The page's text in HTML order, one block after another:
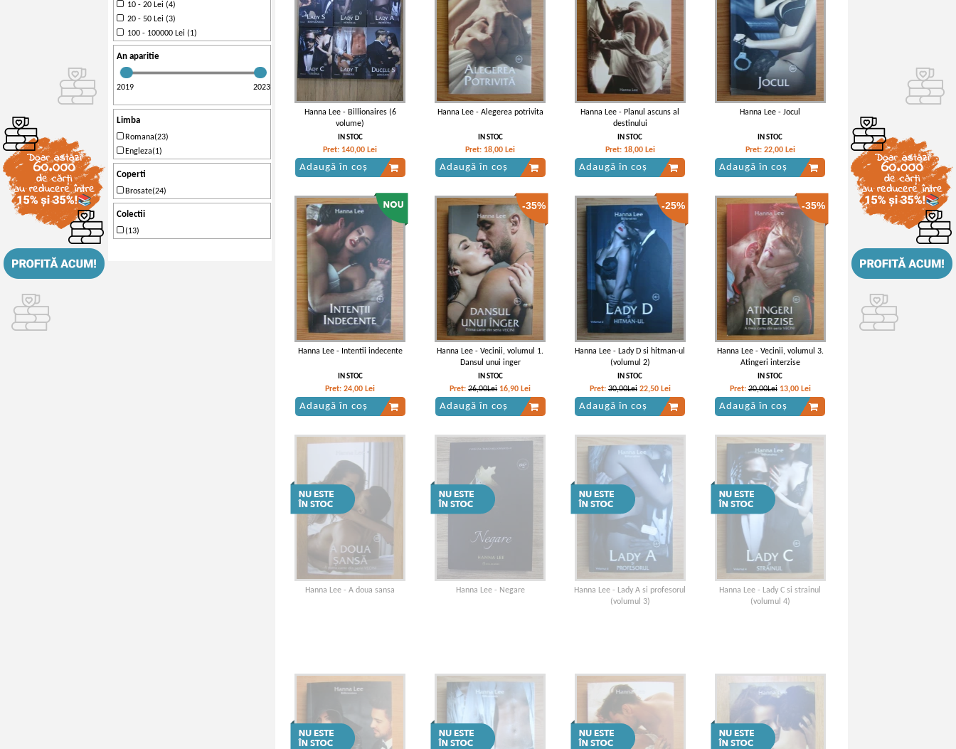
10 - 20 Lei (4)
20 - 50 Lei (3)
100 - 100000 Lei (1)
An aparitie
2019 2023
Limba
Romana(23)
Engleza(1)
Coperti
Brosate(24)
Colectii
(13)
Hanna Lee - Billionaires (6
volume)
IN STOC
Pret: 140,00 Lei
Adaugă în coș
Hanna Lee - Alegerea potrivita
IN STOC
Pret: 18,00 Lei
Adaugă în coș
Hanna Lee - Planul ascuns al
destinului
IN STOC
Pret: 18,00 Lei
Adaugă în coș
Hanna Lee - Jocul
IN STOC
Pret: 22,00 Lei
Adaugă în coș
Hanna Lee - Intentii indecente
IN STOC
Pret:24,00 Lei
Adaugă în coș
-35%
Hanna Lee - Vecinii, volumul 1.
Dansul unui inger
IN STOC
Pret:26,00Lei 16,90 Lei
Adaugă în coș
-25%
Hanna Lee - Lady D si hitman-ul
(volumul 2)
IN STOC
Pret: 30,00Lei 22,50 Lei
Adaugă în coș
-35%
Hanna Lee - Vecinii, volumul 3.
Atingeri interzise
IN STOC
Pret:20,00Lei 13,00 Lei
Adaugă în coș
Hanna Lee - A doua sansa Hanna Lee - Negare
Hanna Lee - Lady A si profesorul
(volumul 3)
Hanna Lee - Lady C si strainul
(volumul 4)